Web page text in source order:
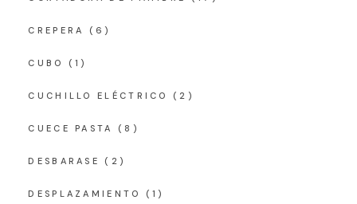
CREPERA (6)
CUBO (1)
CUCHILLO ELÉCTRICO (2)
CUECE PASTA (8)
DESBARASE (2)
DESPLAZAMIENTO (1)